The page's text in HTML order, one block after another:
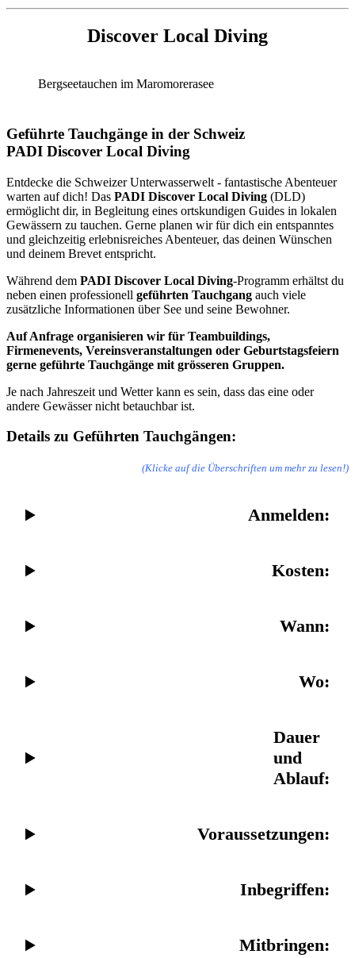
Discover Local Diving
Bergseetauchen im Maromorerasee
Geführte Tauchgänge in der Schweiz
PADI Discover Local Diving
Entdecke die Schweizer Unterwasserwelt - fantastische Abenteuer
warten auf dich! Das PADI Discover Local Diving (DLD)
ermöglicht dir, in Begleitung eines ortskundigen Guides in lokalen
Gewässern zu tauchen. Gerne planen wir für dich ein entspanntes
und gleichzeitig erlebnisreiches Abenteuer, das deinen Wünschen
und deinem Brevet entspricht.
Während dem PADI Discover Local Diving-Programm erhältst du
neben einen professionell geführten Tauchgang auch viele
zusätzliche Informationen über See und seine Bewohner.
Auf Anfrage organisieren wir für Teambuildings,
Firmenevents, Vereinsveranstaltungen oder Geburtstagsfeiern
gerne geführte Tauchgänge mit grösseren Gruppen.
Je nach Jahreszeit und Wetter kann es sein, dass das eine oder
andere Gewässer nicht betauchbar ist.
Details zu Geführten Tauchgängen:
(Klicke auf die Überschriften um mehr zu lesen!)
Anmelden:
Kosten:
Wann:
Wo:
Dauer
und
Ablauf:
Voraussetzungen:
Inbegriffen:
Mitbringen: